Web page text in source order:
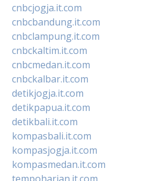
cnbcjogja.it.com
cnbcbandung.it.com
cnbclampung.it.com
cnbckaltim.it.com
cnbcmedan.it.com
cnbckalbar.it.com
detikjogja.it.com
detikpapua.it.com
detikbali.it.com
kompasbali.it.com
kompasjogja.it.com
kompasmedan.it.com
tempoharian.it.com